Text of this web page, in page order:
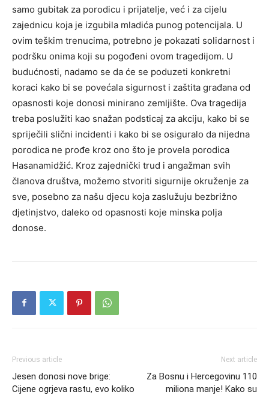
samo gubitak za porodicu i prijatelje, već i za cijelu
zajednicu koja je izgubila mladića punog potencijala. U
ovim teškim trenucima, potrebno je pokazati solidarnost i
podršku onima koji su pogođeni ovom tragedijom. U
budućnosti, nadamo se da će se poduzeti konkretni
koraci kako bi se povećala sigurnost i zaštita građana od
opasnosti koje donosi minirano zemljište. Ova tragedija
treba poslužiti kao snažan podsticaj za akciju, kako bi se
spriječili slični incidenti i kako bi se osiguralo da nijedna
porodica ne prođe kroz ono što je provela porodica
Hasanamidžić. Kroz zajednički trud i angažman svih
članova društva, možemo stvoriti sigurnije okruženje za
sve, posebno za našu djecu koja zaslužuju bezbrižno
djetinjstvo, daleko od opasnosti koje minska polja
donose.
Previous article
Jesen donosi nove brige:
Cijene ogrjeva rastu, evo koliko
Next article
Za Bosnu i Hercegovinu 110
miliona manje! Kako su